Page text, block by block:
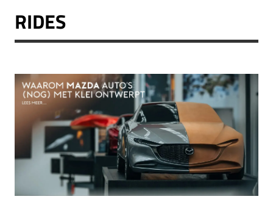
RIDES